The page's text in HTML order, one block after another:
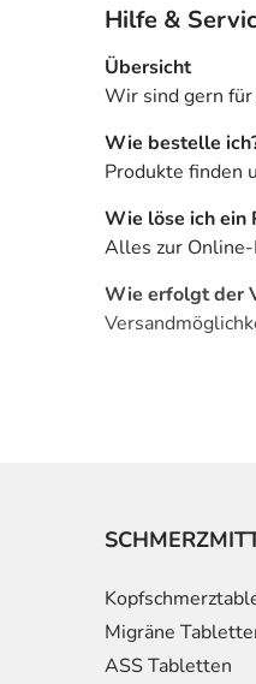
Hilfe &
Übersicht
Wir sind gern für
Wie bestelle
Produkte finden
Wie löse ich ein
Alles zur
Wie erfolgt der
Migräne
ASS Tabletten